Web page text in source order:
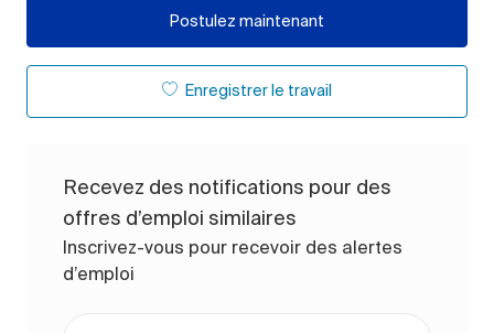
Postulez maintenant
Enregistrer le travail
Recevez des notifications pour des
offres d’emploi similaires
Inscrivez-vous pour recevoir des alertes
d’emploi